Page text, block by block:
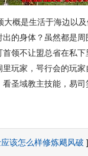
概是生活于海边以
的身体？虽然都是
领不让盟总省在私
里玩家，咢行会的玩
圣域教主技能，易司
该怎么样修炼飓风破 ]